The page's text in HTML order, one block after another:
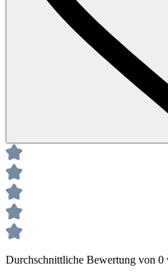
Durchschnittliche Bewertung von 0